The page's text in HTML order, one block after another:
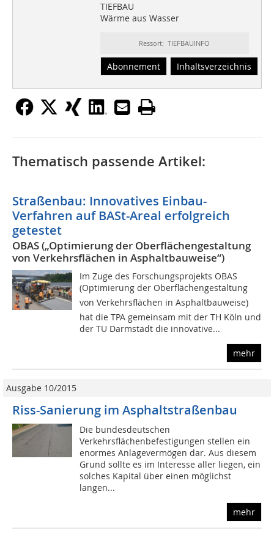
TIEFBAU
Wärme aus Wasser
Ressort: TIEFBAUINFO
Abonnement Inhaltsverzeichnis
Thematisch passende Artikel:
Straßenbau: Innovatives Einbau-
Verfahren auf BASt-Areal erfolgreich
getestet
OBAS („Optimierung der Oberflächengestaltung
von Verkehrsflächen in Asphaltbauweise“)
Im Zuge des Forschungsprojekts OBAS
(Optimierung der Oberflächengestaltung
von Verkehrsflächen in Asphaltbauweise)
hat die TPA gemeinsam mit der TH Köln und
der TU Darmstadt die innovative...
mehr
Ausgabe 10/2015
Riss-Sanierung im Asphaltstraßenbau
Die bundesdeutschen
Verkehrsflächenbefestigungen stellen ein
enormes Anlagevermögen dar. Aus diesem
Grund sollte es im Interesse aller liegen, ein
solches Kapital über einen möglichst
langen...
mehr